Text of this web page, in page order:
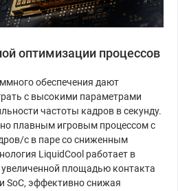
оптимизации процессов
обеспечения дают
с высокими параметрами
частоты кадров в секунду.
плавным игровым процессом с
с в паре со сниженным
LiquidCool работает в
увеличенной площадью контакта
SoC, эффективно снижая